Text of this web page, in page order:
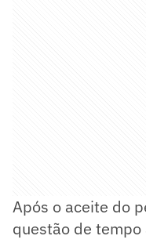
Após o aceite do
questão de